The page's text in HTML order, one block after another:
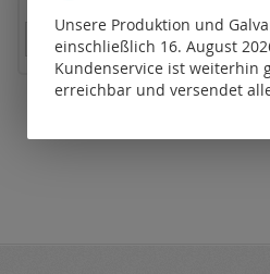
Preise nur für registrierte
Unsere Produktion und
einschließlich 16. August
Kundenservice ist weiterhin
erreichbar und versendet